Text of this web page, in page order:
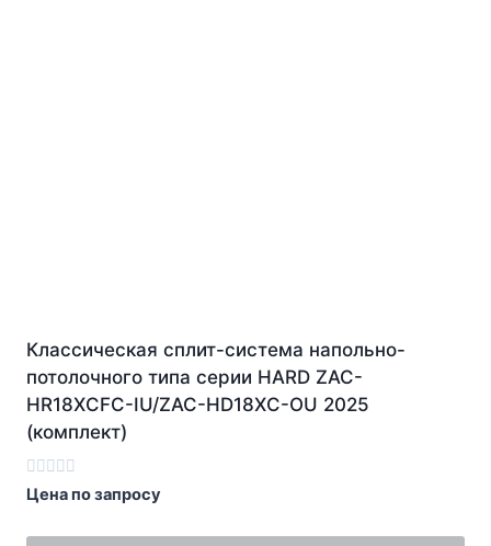
Классическая сплит-система напольно-
потолочного типа серии HARD ZAC-
HR18XCFC-IU/ZAC-HD18XC-OU 2025
(комплект)
Оценка
0
5
Цена по запросу